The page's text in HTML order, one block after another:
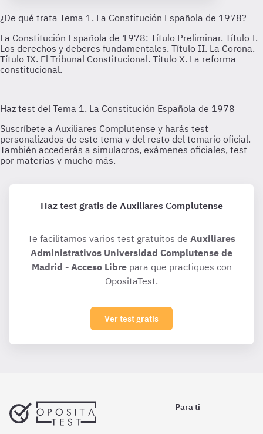
Haz test gratis de Auxiliares Complutense
Te facilitamos varios test gratuitos de Auxiliares
Administrativos Universidad Complutense de
Madrid - Acceso Librepara que practiques con
OpositaTest.
Ver test gratis
Para ti